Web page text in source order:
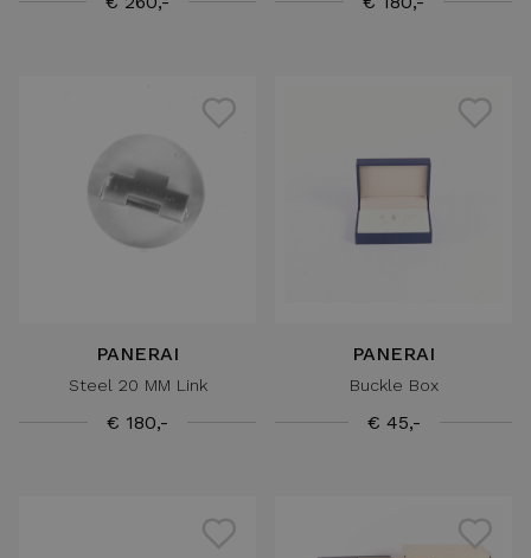
PANERAI
Steel 20 MM Link
€ 180,-
PANERAI
Buckle Box
€ 45,-